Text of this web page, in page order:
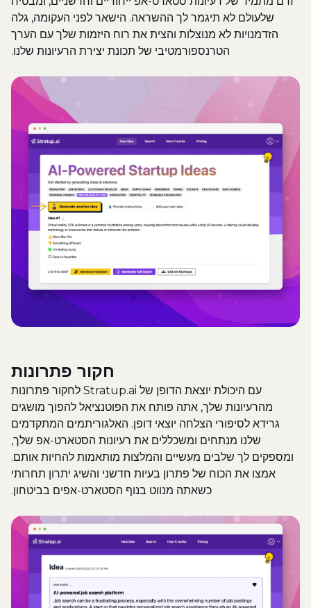
שלעולם לא תיגמר לך ההשראה. הישאר לפני העקומה, גלה
הזדמנויות לא מנוצלות והצית את רוח היזמות שלך עם הערך
הטרנספורמטיבי של תכונת יצירת הרעיונות שלנו.
חקור פתרונות
עם היכולת יוצאת הדופן של Stratup.ai לחקור פתרונות
מהרעיונות שלך, אתה פותח את הפוטנציאל להפוך מושגים
גרידא לסיפורי הצלחה יוצאי דופן. האלגוריתמים המתקדמים
שלנו מנתחים ומשכללים את רעיונות הסטארט-אפ שלך,
ומספקים לך שלבים מעשיים והמלצות מותאמות להחיות אותם.
אמצו את הכוח של פתרון בעיות חדשני והשיג יתרון תחרותי
כשאתה מנווט בנוף הסטארט-אפים בביטחון.